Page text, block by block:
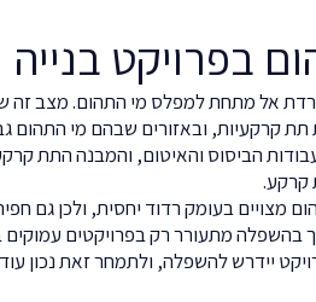
בפרויקט בנייה
אל מתחת למפלס מי התהום. מצב זה
קרקעיות, ובאזורים שבהם מי התהום
הביסוס והאיטום, והמבנה התת
קרקע.
מצויים בעומק רדוד יחסית, ולכן גם
בהשפלה מתעורר רק בפרויקטים עמוקים
יידרש להשפלה, ולתמחר זאת נכון עוד